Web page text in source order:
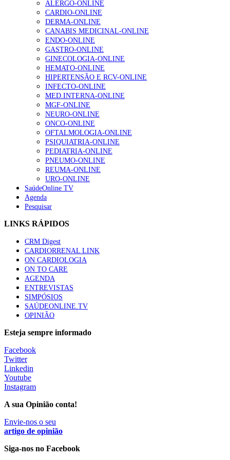
1.º Episódio do Podcast “Frequência Cardio – Sintoniza-
te na Insuficiência Cardíaca” da Bayer
207 visualizações
Enfermagem Forense. “Da urgência ao tribunal, cada
gesto conta e cada profissional faz a diferença”
203 visualizações
Alguns milhares de utentes podem ficar sem médico de
família com nova regras do registo, alerta associação
162 visualizações
“Os programas de rastreio do cancro do pulmão são
custo-efetivos e representam um investimento
sustentável para os sistemas de saúde”
94 visualizações
Quase quatro em cada dez doentes com enfarte
apresentavam níveis elevados de Lp(a), revela estudo
88 visualizações
Trodelvy aprovado para primeira linha no cancro da
mama triplo negativo metastático em doentes não
elegíveis para inibidores PD-(L)1
61 visualizações
MAIS NOTÍCIAS
Ordem dos Médicos pede simplificação urgente das regras para
atualização de dados dos utentes
10 Ago, 2026|0 Comments
Programa Voltar a Casa para doentes com alta clínica só
avança com Orçamento de 2027
ALERGO-ONLINE
CARDIO-ONLINE
DERMA-ONLINE
CANABIS MEDICINAL-ONLINE
ENDO-ONLINE
GASTRO-ONLINE
GINECOLOGIA-ONLINE
HEMATO-ONLINE
HIPERTENSÃO E RCV-ONLINE
INFECTO-ONLINE
MED.INTERNA-ONLINE
MGF-ONLINE
NEURO-ONLINE
ONCO-ONLINE
OFTALMOLOGIA-ONLINE
PSIQUIATRIA-ONLINE
PEDIATRIA-ONLINE
PNEUMO-ONLINE
REUMA-ONLINE
URO-ONLINE
SaúdeOnline TV
Agenda
Pesquisar
LINKS RÁPIDOS
CRM Digest
CARDIORRENAL LINK
ON CARDIOLOGIA
ON TO CARE
AGENDA
ENTREVISTAS
SIMPÓSIOS
SAÚDEONLINE.TV
OPINIÃO
Esteja sempre informado
Facebook
Twitter
Linkedin
Youtube
Instagram
A sua Opinião conta!
Envie-nos o seu
artigo de opinião
Siga-nos no Facebook